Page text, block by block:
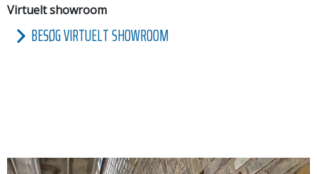
Virtuelt showroom
BESØG VIRTUELT SHOWROOM